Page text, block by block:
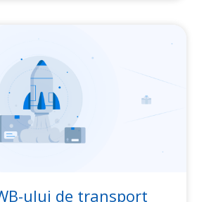
ului de transport